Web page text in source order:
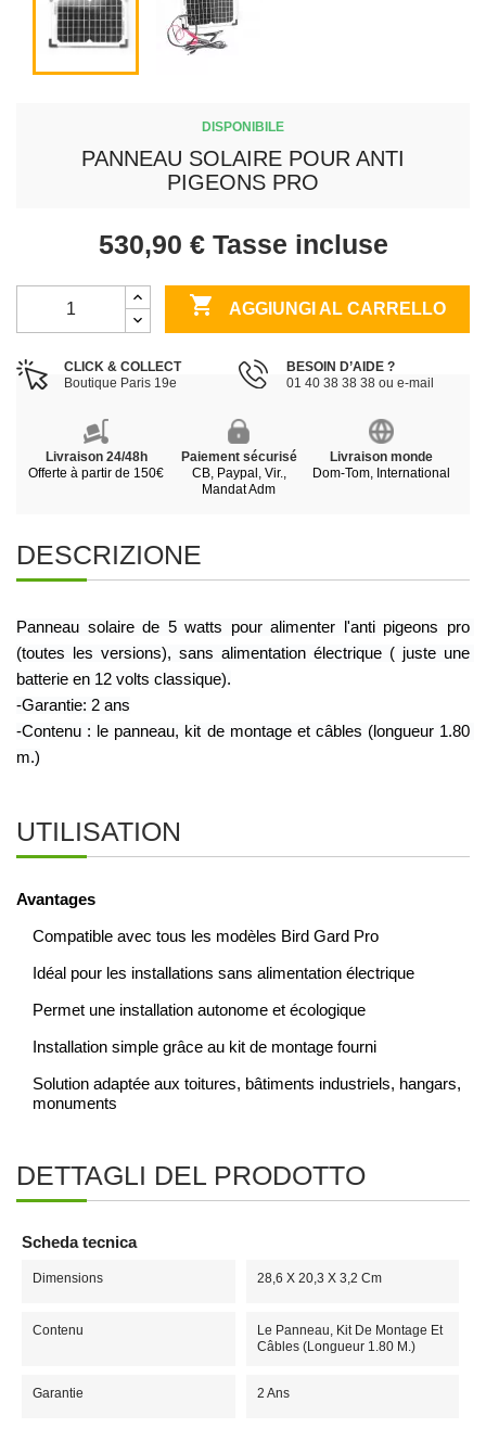
DISPONIBILE
PANNEAU SOLAIRE POUR ANTI
PIGEONS PRO
530,90 € Tasse incluse
 AGGIUNGI AL CARRELLO
CLICK & COLLECT
Boutique Paris 19e
BESOIN D’AIDE ?
01 40 38 38 38 ou e-mail
Livraison 24/48h
Offerte à partir de 150€
Paiement sécurisé
CB, Paypal, Vir.,
Mandat Adm
Livraison monde
Dom-Tom, International
DESCRIZIONE
Panneau solaire de 5 watts pour alimenter l 'anti pigeons pro
(toutes les versions), sans alimentation électrique ( juste une
batterie en 12 volts classique).
-Garantie: 2 ans
-Contenu : le panneau, kit de montage et câbles (longueur 1.80
m.)
UTILISATION
Avantages
Compatible avec tous les modèles Bird Gard Pro
Idéal pour les installations sans alimentation électrique
Permet une installation autonome et écologique
Installation simple grâce au kit de montage fourni
Solution adaptée aux toitures, bâtiments industriels, hangars,
monuments
DETTAGLI DEL PRODOTTO
Scheda tecnica
Dimensions 28,6 X 20,3 X 3,2 Cm
Contenu
Le Panneau, Kit De Montage Et
Câbles (longueur 1.80 M.)
Garantie 2 Ans